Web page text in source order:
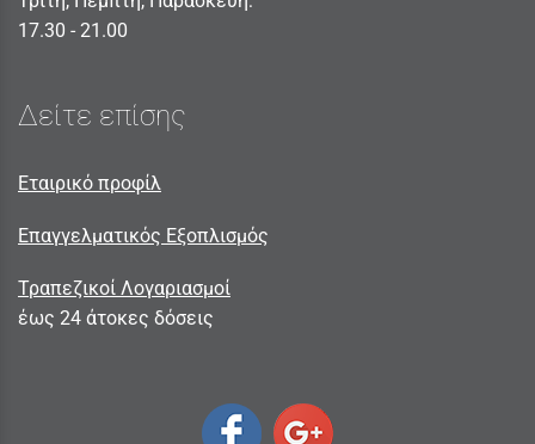
17.30 - 21.00
Δείτε επίσης
Εταιρικό προφίλ
Επαγγελματικός Εξοπλισμός
Τραπεζικοί Λογαριασμοί
έως 24 άτοκες δόσεις